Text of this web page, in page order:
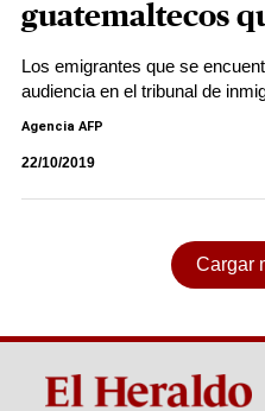
guatemaltecos
Los emigrantes que se
audiencia en el tribunal de
Agencia AFP
22/10/2019
Cargar